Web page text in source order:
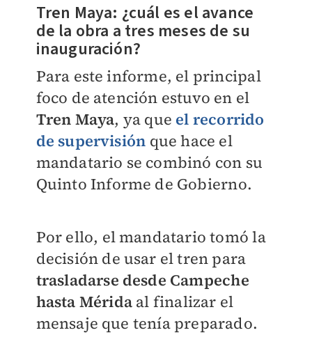
Tren Maya: ¿cuál es el avance
de la obra a tres meses de su
inauguración?
Para este informe, el principal
foco de atención estuvo en el
Tren Maya, ya que el recorrido
de supervisión que hace el
mandatario se combinó con su
Quinto Informe de Gobierno.
Por ello, el mandatario tomó la
decisión de usar el tren para
trasladarse desde Campeche
hasta Méridaal finalizar el
mensaje que tenía preparado.